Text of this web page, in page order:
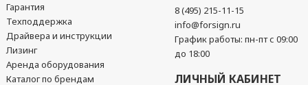
Гарантия
Техподдержка
Драйвера и инструкции
Лизинг
Аренда оборудования
Каталог по брендам
8 (495) 215-11-15
info@forsign.ru
График работы: пн-пт с 09:00
до 18:00
ЛИЧНЫЙ КАБИНЕТ